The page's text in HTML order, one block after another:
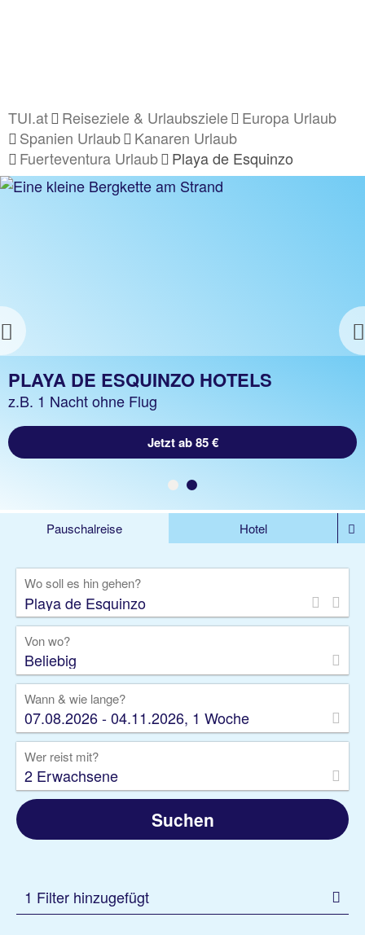
TUI.at Reiseziele & Urlaubsziele
Europa Urlaub
Spanien Urlaub
Kanaren Urlaub
Fuerteventura Urlaub
Playa de Esquinzo
Previous
PLAYA DE ESQUINZO URLAUB
z.B. 1 Woche inkl. Flug
Jetzt ab 872 €
PLAYA DE ESQUINZO HOTELS
z.B. 1 Nacht ohne Flug
Jetzt ab 85 €
Pauschalreise
Hotel
Rundreise
Kreuzfahrt
Gruppenreise
Camper Privattransfer
Wo soll es hin gehen?
Von wo?
Beliebig
Wann & wie lange?
07.08.2026 - 04.11.2026, 1 Woche
Wer reist mit?
2 Erwachsene
Suchen
1 Filter hinzugefügt